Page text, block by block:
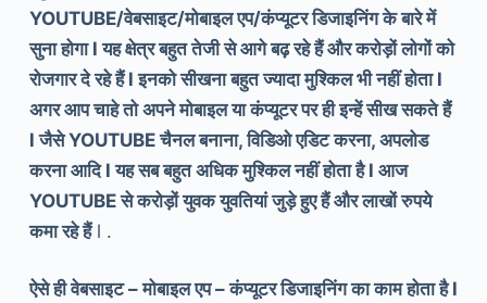
YOUTUBE/वेबसाइट/मोबाइल एप/कंप्यूटर डिजाइनिंग के बारे में
सुना होगा l यह क्षेत्र बहुत तेजी से आगे बढ़ रहे हैं और करोड़ों लोगों को
रोजगार दे रहे हैं l इनको सीखना बहुत ज्यादा मुश्किल भी नहीं होता l
अगर आप चाहे तो अपने मोबाइल या कंप्यूटर पर ही इन्हें सीख सकते हैं
l जैसे YOUTUBE चैनल बनाना, विडिओ एडिट करना, अपलोड
करना आदि l यह सब बहुत अधिक मुश्किल नहीं होता है l आज
YOUTUBE से करोड़ों युवक युवतियां जुड़े हुए हैं और लाखों रुपये
कमा रहे हैंl .
ऐसे ही वेबसाइट – मोबाइल एप – कंप्यूटर डिजाइनिंग का काम होता है l